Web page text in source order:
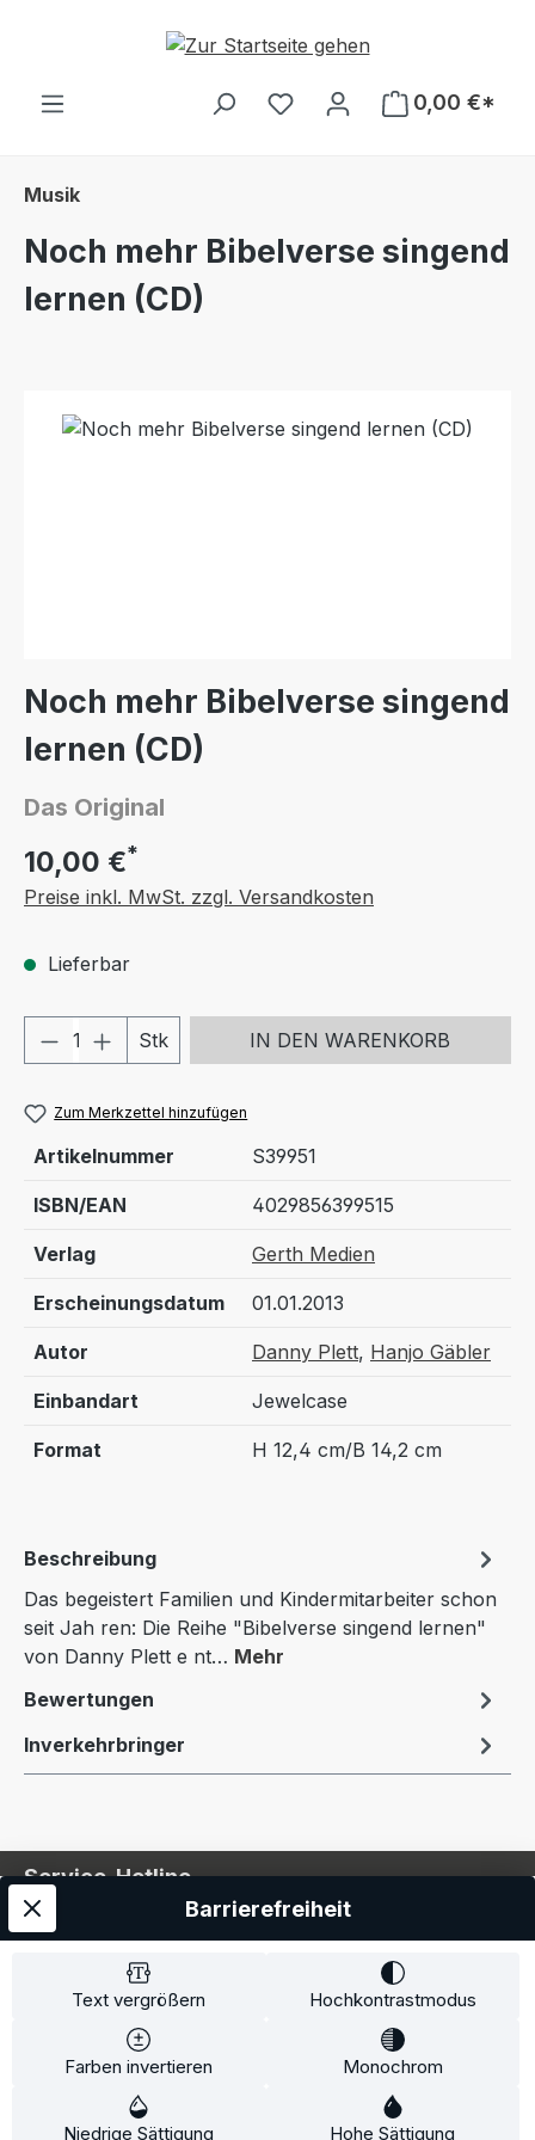
Zum Hauptinhalt springen
Du hast 0 Produkte auf
0,00 €*
Musik
Noch mehr Bibelverse singend
lernen (CD)
Noch mehr Bibelverse singend
lernen (CD)
Das Original
10,00 €*
Preise inkl. MwSt. zzgl. Versandkosten
Lieferbar
Produkt Anzahl: Gib den
Stk IN DEN WARENKORB
Zum Merkzettel hinzufügen
Artikelnummer S39951
ISBN/EAN 4029856399515
Verlag Gerth Medien
Erscheinungsdatum 01.01.2013
Autor Danny Plett, Hanjo Gäbler
Einbandart Jewelcase
Format H 12,4 cm/B 14,2 cm
Beschreibung
Das begeistert Familien und Kindermitarbeiter schon
seit Jah ren: Die Reihe "Bibelverse singend lernen"
von Danny Plett e nt… Mehr
Bewertungen
Inverkehrbringer
Service-Hotline
Service
Information
* Alle Preise inkl. gesetzl. Mehrwertsteuer zzgl.
Text vergrößern Hochkontrastmodus
Farben invertieren Monochrom
Niedrige Sättigung Hohe Sättigung
Barrierefreiheit